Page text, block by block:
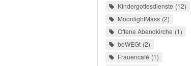
Kindergottesdienste 12
MoonlightMass 2
Offene Abendkirche 1
beWEGt 2
Frauencafé 1